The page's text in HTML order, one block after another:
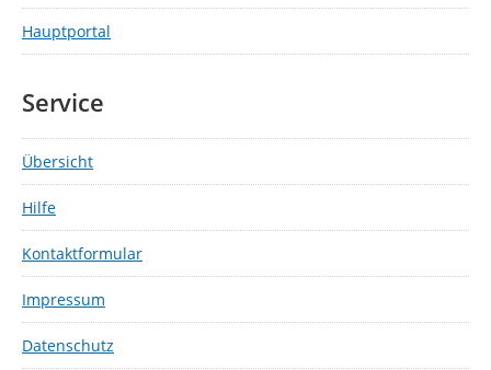
Hauptportal
Service
Übersicht
Hilfe
Kontaktformular
Impressum
Datenschutz